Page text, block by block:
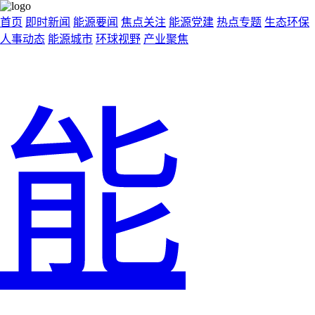
首页 即时新闻 能源要闻 焦点关注 能源党建 热点专题 生态环保
人事动态 能源城市 环球视野 产业聚焦
能